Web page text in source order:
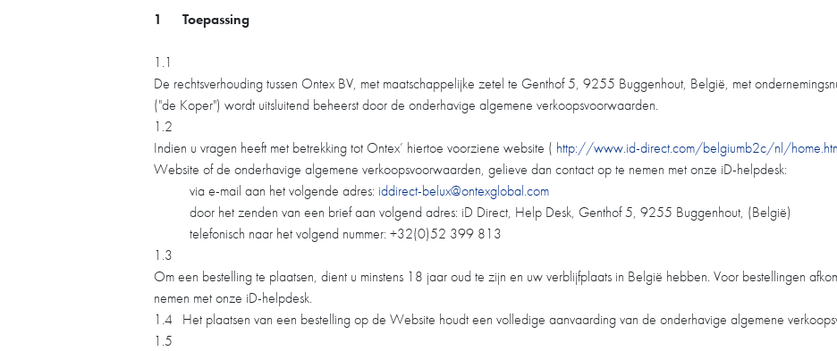
1 Toepassing
1.1
De rechtsverhouding tussen Ontex BV, met maatschappelijke zetel te Genthof 5, 9255 Buggenhout, België, met
("de Koper") wordt uitsluitend beheerst door de onderhavige algemene verkoopsvoorwaarden.
1.2
Indien u vragen heeft met betrekking tot Ontex’ hiertoe voorziene website ( http://www.id-direct.com/belgiumb2c/nl/
Website of de onderhavige algemene verkoopsvoorwaarden, gelieve dan contact op te nemen met onze iD-helpdesk:
via e-mail aan het volgende adres: iddirect-belux@ontexglobal.com
door het zenden van een brief aan volgend adres: iD Direct, Help Desk, Genthof 5, 9255 Buggenhout, (België)
telefonisch naar het volgend nummer: +32(0)52 399 813
1.3
Om een bestelling te plaatsen, dient u minstens 18 jaar oud te zijn en uw verblijfplaats in België hebben. Voor bestellingen
nemen met onze iD-helpdesk.
1.4 Het plaatsen van een bestelling op de Website houdt een volledige aanvaarding van de onderhavige algemene
1.5